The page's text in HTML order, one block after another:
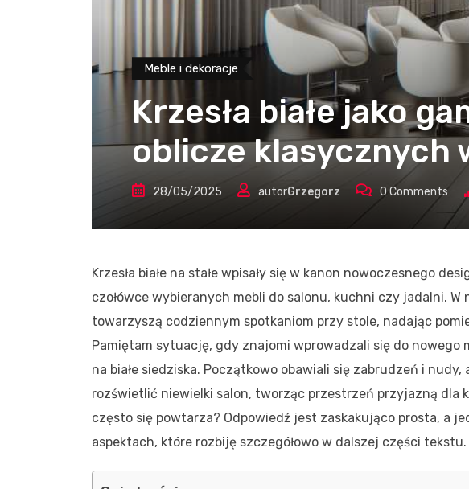
Meble i dekoracje
Krzesła białe jako
oblicze klasycznych
28/05/2025 autorGrzegorz 0Comments
Krzesła białe na stałe wpisały się w kanon nowoczesnego
czołówce wybieranych mebli do salonu, kuchni czy jadalni. W
towarzyszą codziennym spotkaniom przy stole, nadając
Pamiętam sytuację, gdy znajomi wprowadzali się do nowego
na białe siedziska. Początkowo obawiali się zabrudzeń i nudy,
rozświetlić niewielki salon, tworząc przestrzeń przyjazną dla
często się powtarza? Odpowiedź jest zaskakująco prosta, a
aspektach, które rozbiję szczegółowo w dalszej części tekstu.